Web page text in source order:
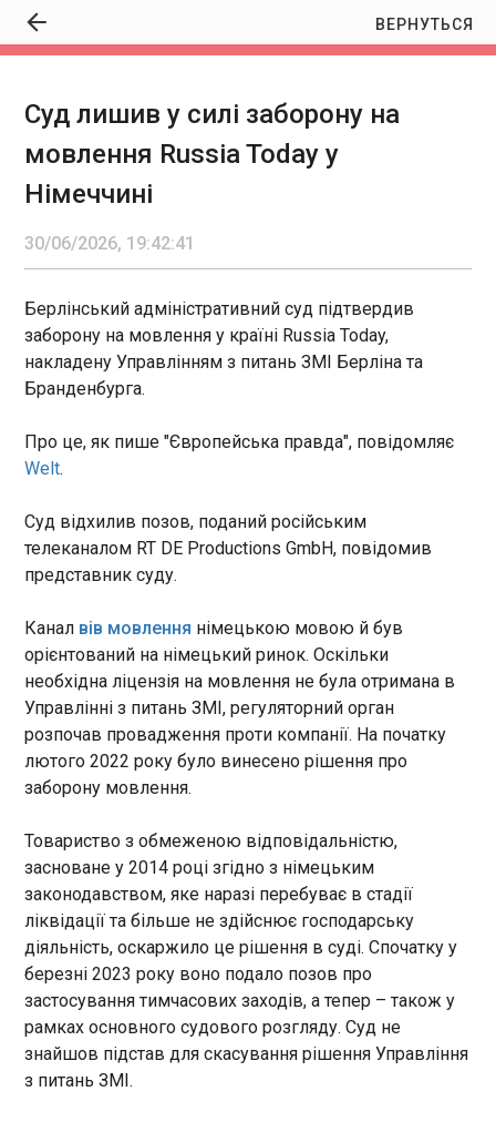
Суд лишив у силі заборону на мовлення
Russia Today у Німеччині
Берлінський адміністративний суд підтвердив
накладену Управлінням з питань ЗМІ Берліна та
Бранденбурга. Про це, як пише "Європейська
правда", повідомляє Welt .
ЧИТАТЬ
липня
19:39:18
вже з 3 липня. Кошти можна буде використати
до 31 липня включно. Про це повідомила
пресслужба Міністерства економіки у вівторок,
виплати, котра також включає кешбек на
пальне, що діяв з 20 березня до 31 травня.
Максимальний розмір компенсації у квітні
становив 1000 грн.
ЧИТАТЬ
Між Нідерландами та Британією скасували
міжнародні потяги через пожежу на
залізниці
19:35:36
Міжнародне залізничне сполучення між
припинене через пожежу в кабельному каналі на
залізничній лінії між Роттердамом і
Звейндрехтом. Про це, як пише "Європейська
правда", повідомляє NOS .
ЧИТАТЬ
Президент Румунії розповів про контакти з
Україною після інциденту з морським
дроном
19:18:48
Президент Румунії Нікушор Дан заявив у
вівторок, що після інциденту з дроном у порту
ВЕРНУТЬСЯ
Суд лишив у силі заборону на
мовлення Russia Today у
Німеччині
30/06/2026, 19:42:41
Берлінський адміністративний суд підтвердив
заборону на мовлення у країні Russia Today,
накладену Управлінням з питань ЗМІ Берліна та
Бранденбурга.
Про це, як пише "Європейська правда", повідомляє
Welt.
Суд відхилив позов, поданий російським
телеканалом RT DE Productions GmbH, повідомив
представник суду.
Канал вів мовлення німецькою мовою й був
орієнтований на німецький ринок. Оскільки
необхідна ліцензія на мовлення не була отримана в
Управлінні з питань ЗМІ, регуляторний орган
розпочав провадження проти компанії. На початку
лютого 2022 року було винесено рішення про
заборону мовлення.
Товариство з обмеженою відповідальністю,
засноване у 2014 році згідно з німецьким
законодавством, яке наразі перебуває в стадії
ліквідації та більше не здійснює господарську
діяльність, оскаржило це рішення в суді. Спочатку у
березні 2023 року воно подало позов про
застосування тимчасових заходів, а тепер – також у
рамках основного судового розгляду. Суд не
знайшов підстав для скасування рішення Управління
з питань ЗМІ.